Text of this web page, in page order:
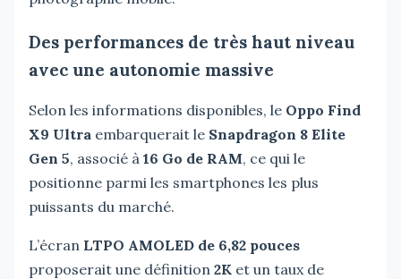
Des performances de très haut niveau
avec une autonomie massive
Selon les informations disponibles, le Oppo Find
X9 Ultra embarquerait le Snapdragon 8 Elite
Gen 5, associé à 16 Go de RAM, ce qui le
positionne parmi les smartphones les plus
puissants du marché.
L’écran LTPO AMOLED de 6,82 pouces
proposerait une définition 2K et un taux de